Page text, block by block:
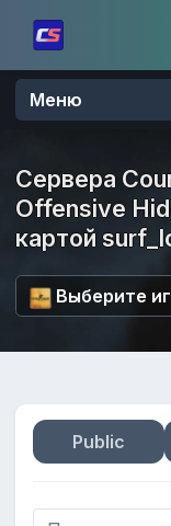
Меню
Сервера
Offensive
картой
Public